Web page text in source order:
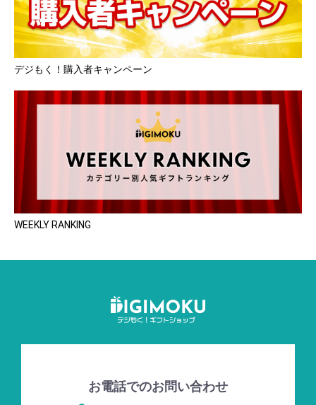
デジもく！購入者キャンペーン
WEEKLY RANKING
お電話でのお問い合わせ